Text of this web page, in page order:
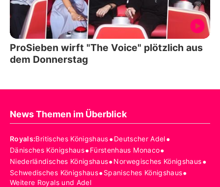
ProSieben wirft "The Voice" plötzlich aus
dem Donnerstag
News Themen im Überblick
Royals:Britisches Königshaus•Deutscher Adel•
Dänisches Königshaus•Fürstenhaus Monaco•
Niederländisches Königshaus•Norwegisches Königshaus•
Schwedisches Königshaus•Spanisches Königshaus•
Weitere Royals und Adel